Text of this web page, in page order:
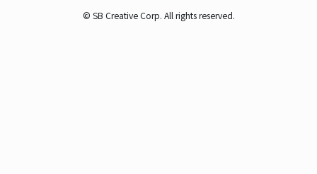
© SB Creative Corp. All rights reserved.